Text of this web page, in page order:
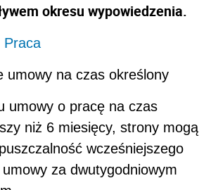
okresu wypowiedzenia.
Praca
umowy na czas określony
umowy o pracę na czas
niż 6 miesięcy, strony mogą
wcześniejszego
za dwutygodniowym